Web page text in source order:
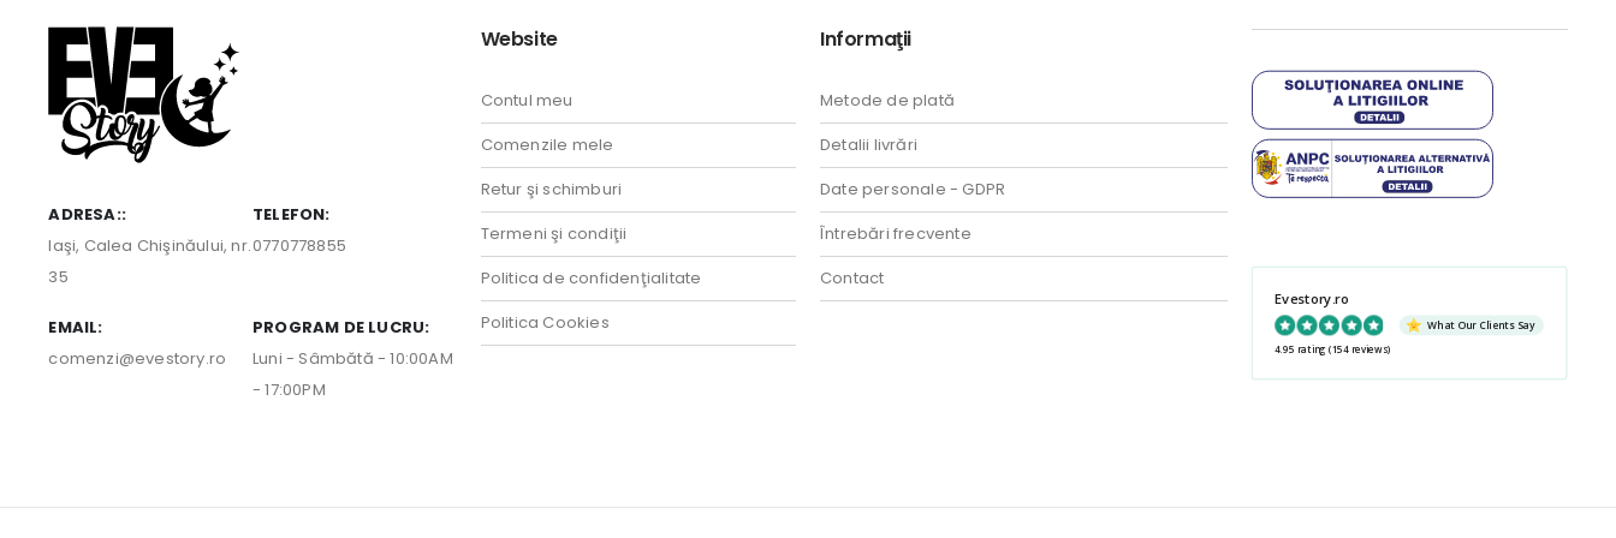
ADRESA::
Iaşi, Calea Chişinăului, nr.
35
TELEFON:
0770778855
EMAIL:
comenzi@evestory.ro
PROGRAM DE LUCRU:
Luni - Sâmbătă - 10:00AM
- 17:00PM
Website
Contul meu
Comenzile mele
Retur şi schimburi
Termeni şi condiţii
Politica de confidenţialitate
Politica Cookies
Informaţii
Metode de plată
Detalii livrări
Date personale - GDPR
Întrebări frecvente
Contact
Evestory.ro
What Our Clients Say
4.95 rating (154 reviews)